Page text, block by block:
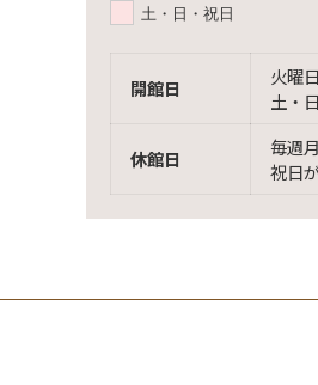
土・日・祝日
開館日
火曜
土・
休館日
毎週
祝日